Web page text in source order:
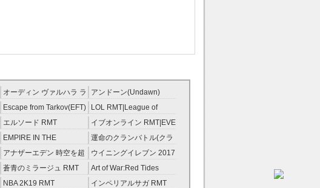
オーディン ヴァルハラ ラ
イジング RMT
アンドーン(Undawn)
RMT
Escape from Tarkov(EFT)
RMT
LOL RMT|League of
Legends RMT
エルソード RMT
イブオンライン RMT|EVE
RMT
EMPIRE IN THE
STORM（エンスト）
RMT
運命のクランバトル(クラ
バト) RMT
アナザーエデン 時空を超
える猫 アカウント RMT
ウイニングイレブン 2017
RMT|Winning Eleven
2017 RMT
蒼青のミラージュ RMT
Art of War:Red Tides
RMT
NBA 2K19 RMT
インペリアルサガ RMT